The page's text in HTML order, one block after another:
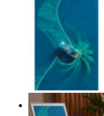
Ocean Spiral